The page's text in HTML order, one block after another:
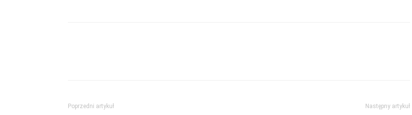
Poprzedni artykuł Następny artykuł